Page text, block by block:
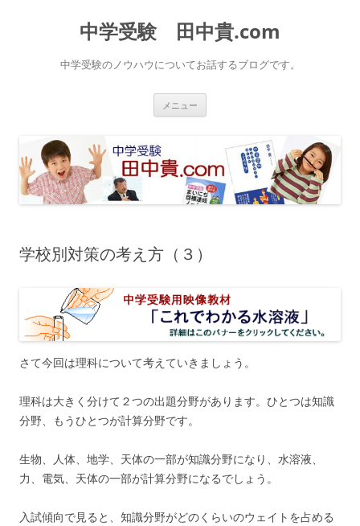
中学受験 田中貴.com
中学受験のノウハウについてお話するブログです。
メニュー
ス
キ
ッ
プ
学校別対策の考え方（３）
さて今回は理科について考えていきましょう。
理科は大きく分けて２つの出題分野があります。ひとつは知識
分野、もうひとつが計算分野です。
生物、人体、地学、天体の一部が知識分野になり、水溶液、
力、電気、天体の一部が計算分野になるでしょう。
入試傾向で見ると、知識分野がどのくらいのウェイトを占める